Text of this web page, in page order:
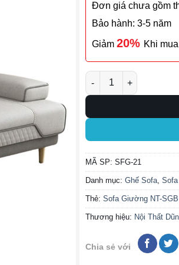
Đơn giá chưa gồm
Bảo hành: 3-5 năm
Giảm 20% Khi
Ghế Sofa Giường
MÃ SP: SFG-21
Danh mục: Ghế Sofa,
Thẻ: Sofa Giường NT-
Thương hiệu: Nội Thất
Chia sẻ với